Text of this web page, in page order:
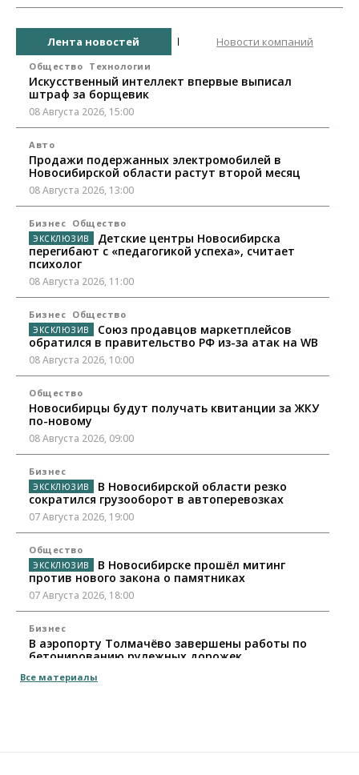
Лента новостей Новости компаний
Общество Технологии
Искусственный интеллект впервые выписал
штраф за борщевик
08 Августа 2026, 15:00
Авто
Продажи подержанных электромобилей в
Новосибирской области растут второй месяц
08 Августа 2026, 13:00
Бизнес Общество
Детские центры Новосибирска
перегибают с «педагогикой успеха», считает
психолог
08 Августа 2026, 11:00
Бизнес Общество
Союз продавцов маркетплейсов
обратился в правительство РФ из-за атак на WB
08 Августа 2026, 10:00
Общество
Новосибирцы будут получать квитанции за ЖКУ
по-новому
08 Августа 2026, 09:00
Бизнес
В Новосибирской области резко
сократился грузооборот в автоперевозках
07 Августа 2026, 19:00
Общество
В Новосибирске прошёл митинг
против нового закона о памятниках
07 Августа 2026, 18:00
Бизнес
В аэропорту Толмачёво завершены работы по
бетонированию рулежных дорожек
07 Августа 2026, 17:00
Все материалы